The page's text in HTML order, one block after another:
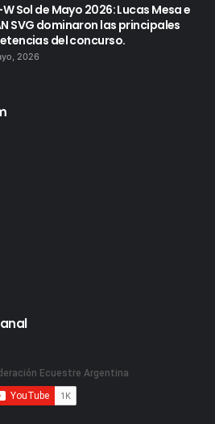
Sol de Mayo 2026: Lucas Mesa e
SVG dominaron las principales
del concurso.
2026